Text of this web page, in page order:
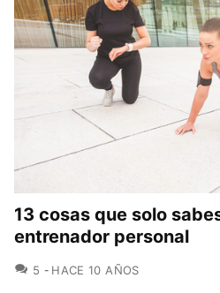
13 cosas que solo
entrenador personal
5 COMENTARIOS
HACE 10 AÑOS